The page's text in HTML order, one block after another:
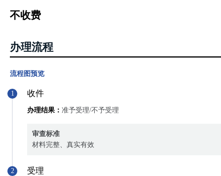
不收费
办理流程
流程图预览
1 收件
办理结果： 准予受理/不予受理
审查标准
材料完整、真实有效
2 受理